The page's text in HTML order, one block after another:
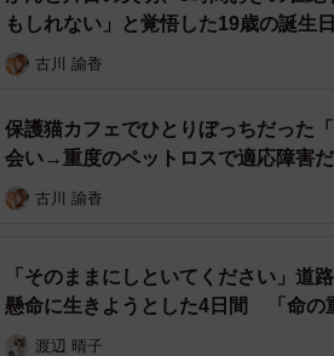
カゴに入れて連れて行ったのですが
分からカゴの中に入ったんです。そ
ました」
もしれない」と覚悟した19歳の誕生
古川 諭香
保護猫カフェでひとりぼっちだった
会い→重度のペットロスで適応障害
古川 諭香
「そのままにしといてください」
懸命に生きようとした4日間 「命の
え
渡辺 晴子